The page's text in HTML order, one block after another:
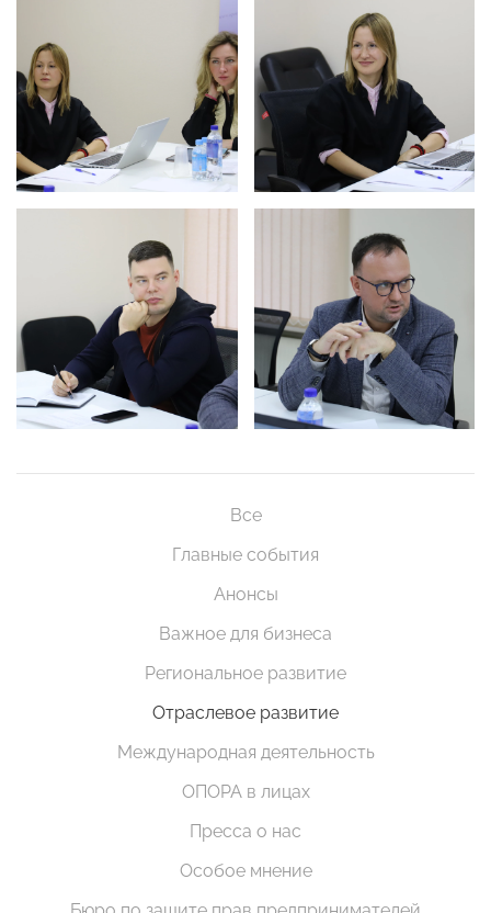
Все
Главные события
Анонсы
Важное для бизнеса
Региональное развитие
Отраслевое развитие
Международная деятельность
ОПОРА в лицах
Пресса о нас
Особое мнение